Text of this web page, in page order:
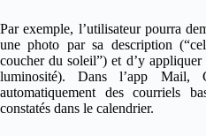
Par exemple, l’utilisateur pourra
une photo par sa description
coucher du soleil”) et d’y appliquer
luminosité). Dans l’app Mail,
automatiquement des courriels
constatés dans le calendrier.